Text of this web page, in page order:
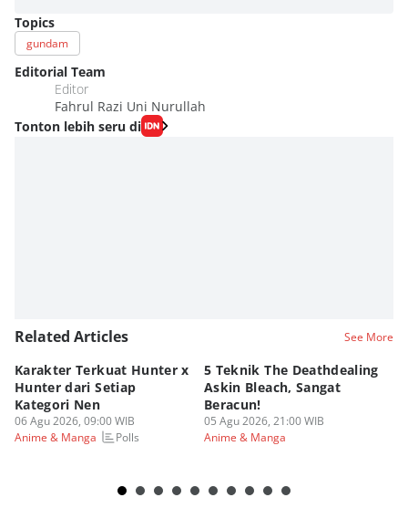
Topics
gundam
Editorial Team
Editor
Fahrul Razi Uni Nurullah
Tonton lebih seru di
Related Articles See More
Karakter Terkuat Hunter x
Hunter dari Setiap
Kategori Nen
06 Agu 2026, 09:00 WIB
Anime & Manga
Polls
5 Teknik The Deathdealing
Askin Bleach, Sangat
Beracun!
05 Agu 2026, 21:00 WIB
Anime & Manga